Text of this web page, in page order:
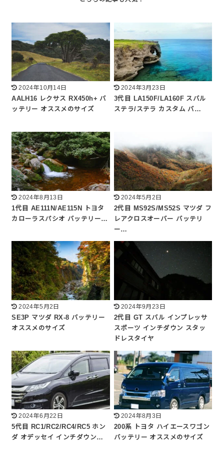
2024年10月14日
AALH16 レクサス RX450h+ バ
ッテリー オススメのサイズ
2024年3月23日
3代目 LA150F/LA160F スバル
ステラ/ステラ カスタム バ…
2024年8月13日
1代目 AE111N/AE115N トヨタ
カローラスパシオ バッテリー…
2024年5月2日
2代目 MS92S/MS52S マツダ フ
レアクロスオーバー バッテリ
ー…
2024年5月2日
SE3P マツダ RX-8 バッテリー
オススメのサイズ
2024年9月23日
2代目 GT スバル インプレッサ
スポーツ インチダウン スタッ
ドレスタイヤ
2024年6月22日
5代目 RC1/RC2/RC4/RC5 ホン
ダ オデッセイ インチダウン…
2024年8月3日
200系 トヨタ ハイエースワゴン
バッテリー オススメのサイズ